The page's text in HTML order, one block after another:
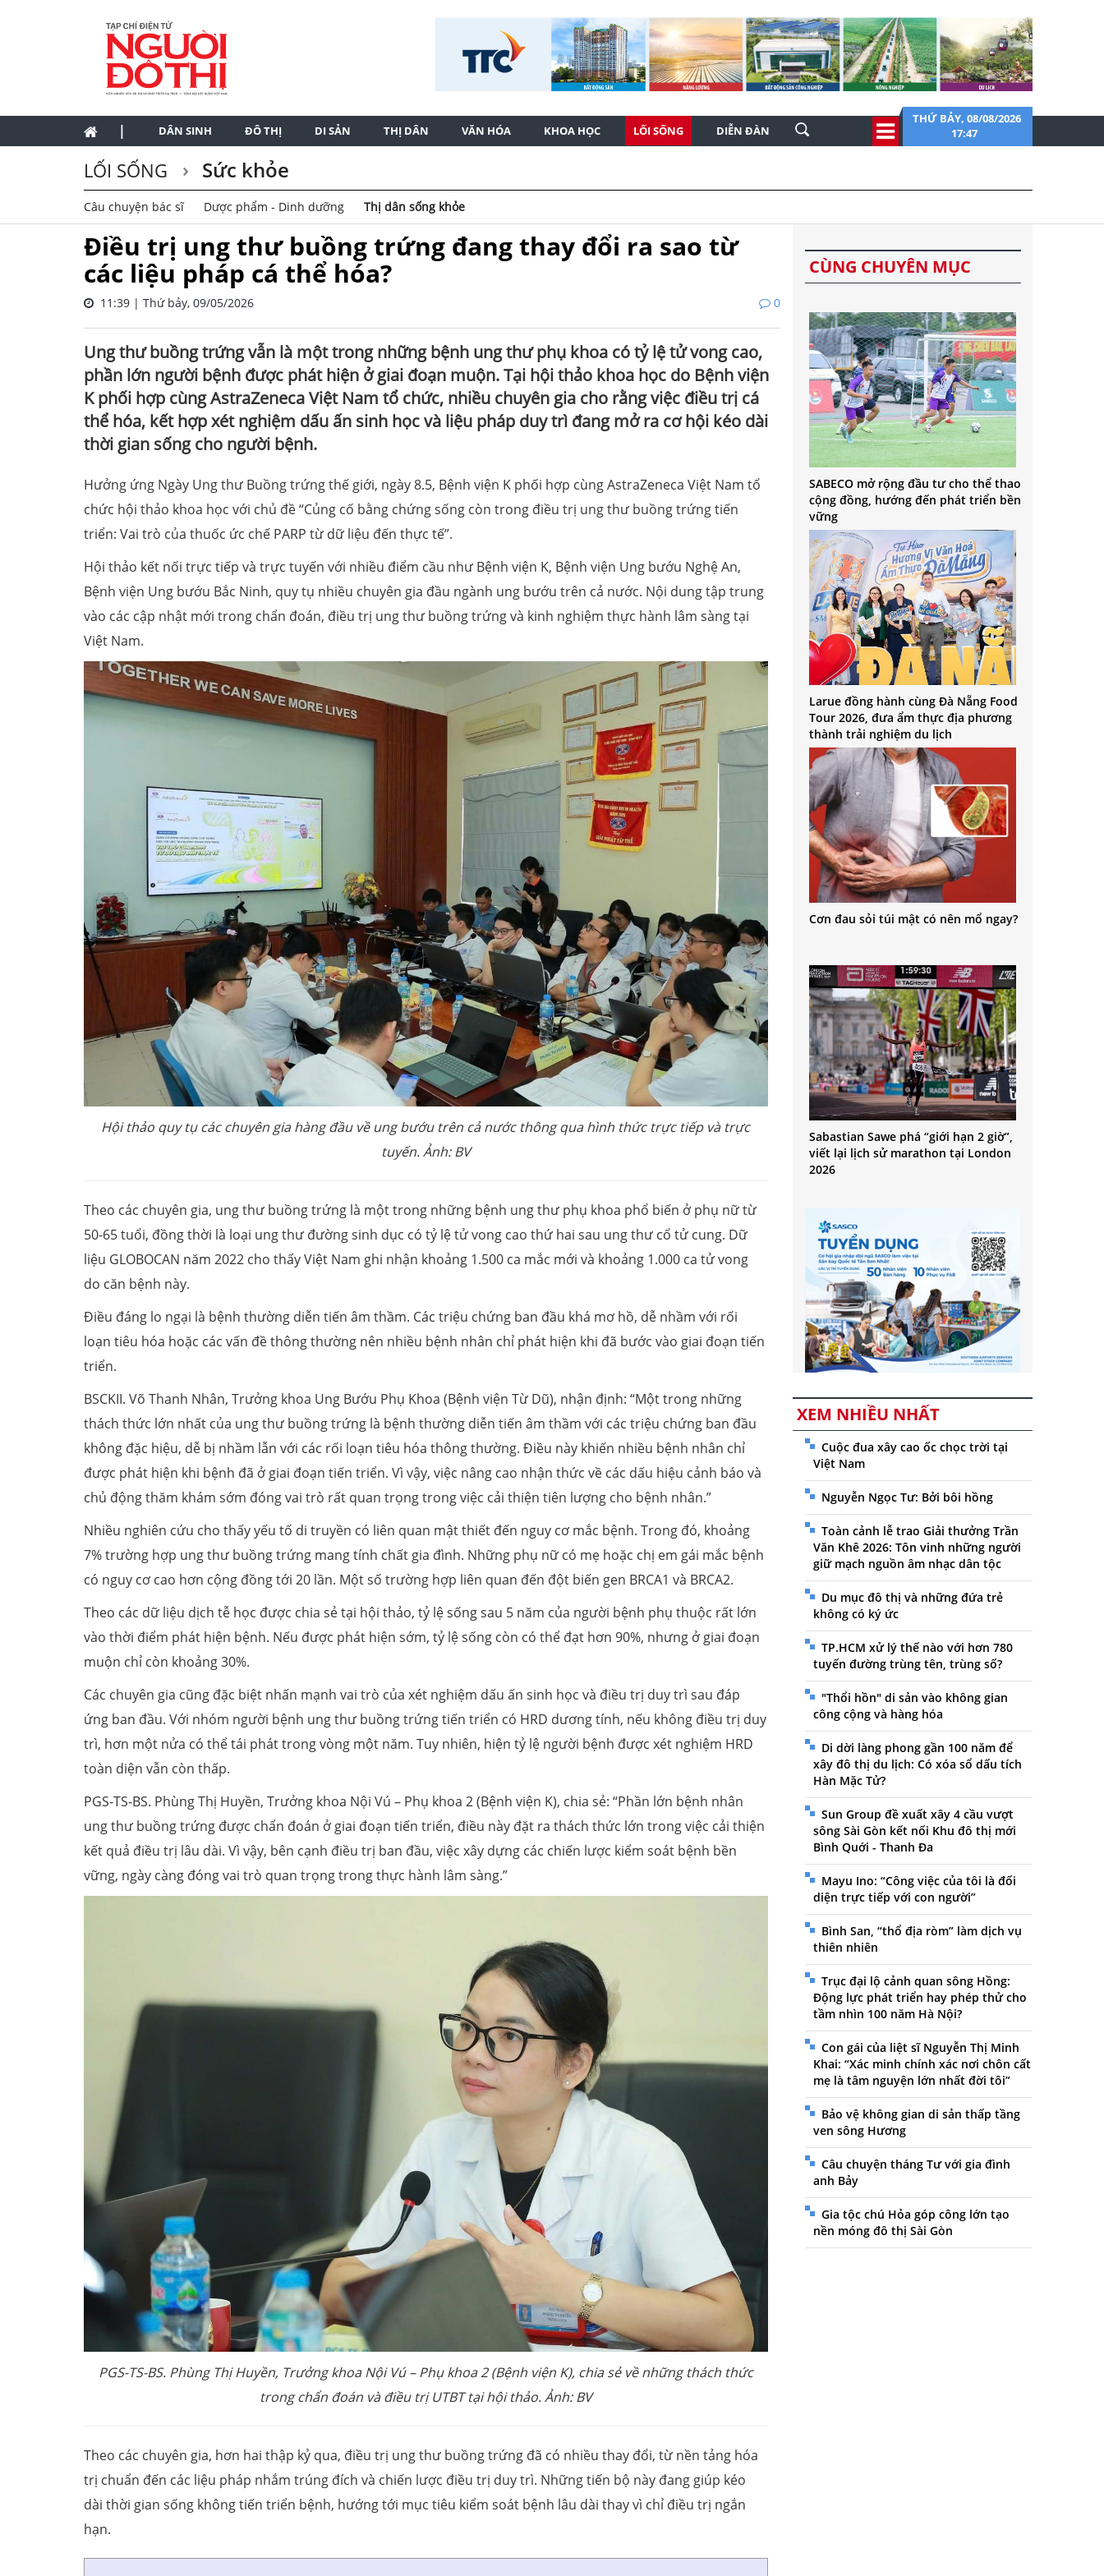
| DÂN SINH ĐÔ THỊ DI SẢN THỊ DÂN VĂN HÓA KHOA HỌC LỐI SỐNG DIỄN ĐÀN
THỨ BẢY, 08/08/2026
17:47
LỐI SỐNG Sức khỏe
Câu chuyện bác sĩ Dược phẩm - Dinh dưỡng Thị dân sống khỏe
Điều trị ung thư buồng trứng đang thay đổi ra sao từ
các liệu pháp cá thể hóa?
11:39 | Thứ bảy, 09/05/2026 0
Ung thư buồng trứng vẫn là một trong những bệnh ung thư phụ khoa có tỷ lệ tử vong cao,
phần lớn người bệnh được phát hiện ở giai đoạn muộn. Tại hội thảo khoa học do Bệnh viện
K phối hợp cùng AstraZeneca Việt Nam tổ chức, nhiều chuyên gia cho rằng việc điều trị cá
thể hóa, kết hợp xét nghiệm dấu ấn sinh học và liệu pháp duy trì đang mở ra cơ hội kéo dài
thời gian sống cho người bệnh.
Hưởng ứng Ngày Ung thư Buồng trứng thế giới, ngày 8.5, Bệnh viện K phối hợp cùng AstraZeneca Việt Nam tổ
chức hội thảo khoa học với chủ đề “Củng cố bằng chứng sống còn trong điều trị ung thư buồng trứng tiến
triển: Vai trò của thuốc ức chế PARP từ dữ liệu đến thực tế”.
Hội thảo kết nối trực tiếp và trực tuyến với nhiều điểm cầu như Bệnh viện K, Bệnh viện Ung bướu Nghệ An,
Bệnh viện Ung bướu Bắc Ninh, quy tụ nhiều chuyên gia đầu ngành ung bướu trên cả nước. Nội dung tập trung
vào các cập nhật mới trong chẩn đoán, điều trị ung thư buồng trứng và kinh nghiệm thực hành lâm sàng tại
Việt Nam.
Hội thảo quy tụ các chuyên gia hàng đầu về ung bướu trên cả nước thông qua hình thức trực tiếp và trực
tuyến. Ảnh: BV
Theo các chuyên gia, ung thư buồng trứng là một trong những bệnh ung thư phụ khoa phổ biến ở phụ nữ từ
50-65 tuổi, đồng thời là loại ung thư đường sinh dục có tỷ lệ tử vong cao thứ hai sau ung thư cổ tử cung. Dữ
liệu GLOBOCAN năm 2022 cho thấy Việt Nam ghi nhận khoảng 1.500 ca mắc mới và khoảng 1.000 ca tử vong
do căn bệnh này.
Điều đáng lo ngại là bệnh thường diễn tiến âm thầm. Các triệu chứng ban đầu khá mơ hồ, dễ nhầm với rối
loạn tiêu hóa hoặc các vấn đề thông thường nên nhiều bệnh nhân chỉ phát hiện khi đã bước vào giai đoạn tiến
triển.
BSCKII. Võ Thanh Nhân, Trưởng khoa Ung Bướu Phụ Khoa (Bệnh viện Từ Dũ), nhận định: “Một trong những
thách thức lớn nhất của ung thư buồng trứng là bệnh thường diễn tiến âm thầm với các triệu chứng ban đầu
không đặc hiệu, dễ bị nhầm lẫn với các rối loạn tiêu hóa thông thường. Điều này khiến nhiều bệnh nhân chỉ
được phát hiện khi bệnh đã ở giai đoạn tiến triển. Vì vậy, việc nâng cao nhận thức về các dấu hiệu cảnh báo và
chủ động thăm khám sớm đóng vai trò rất quan trọng trong việc cải thiện tiên lượng cho bệnh nhân.”
Nhiều nghiên cứu cho thấy yếu tố di truyền có liên quan mật thiết đến nguy cơ mắc bệnh. Trong đó, khoảng
7% trường hợp ung thư buồng trứng mang tính chất gia đình. Những phụ nữ có mẹ hoặc chị em gái mắc bệnh
có nguy cơ cao hơn cộng đồng tới 20 lần. Một số trường hợp liên quan đến đột biến gen BRCA1 và BRCA2.
Theo các dữ liệu dịch tễ học được chia sẻ tại hội thảo, tỷ lệ sống sau 5 năm của người bệnh phụ thuộc rất lớn
vào thời điểm phát hiện bệnh. Nếu được phát hiện sớm, tỷ lệ sống còn có thể đạt hơn 90%, nhưng ở giai đoạn
muộn chỉ còn khoảng 30%.
Các chuyên gia cũng đặc biệt nhấn mạnh vai trò của xét nghiệm dấu ấn sinh học và điều trị duy trì sau đáp
ứng ban đầu. Với nhóm người bệnh ung thư buồng trứng tiến triển có HRD dương tính, nếu không điều trị duy
trì, hơn một nửa có thể tái phát trong vòng một năm. Tuy nhiên, hiện tỷ lệ người bệnh được xét nghiệm HRD
toàn diện vẫn còn thấp.
PGS-TS-BS. Phùng Thị Huyền, Trưởng khoa Nội Vú – Phụ khoa 2 (Bệnh viện K), chia sẻ: “Phần lớn bệnh nhân
ung thư buồng trứng được chẩn đoán ở giai đoạn tiến triển, điều này đặt ra thách thức lớn trong việc cải thiện
kết quả điều trị lâu dài. Vì vậy, bên cạnh điều trị ban đầu, việc xây dựng các chiến lược kiểm soát bệnh bền
vững, ngày càng đóng vai trò quan trọng trong thực hành lâm sàng.”
PGS-TS-BS. Phùng Thị Huyền, Trưởng khoa Nội Vú – Phụ khoa 2 (Bệnh viện K), chia sẻ về những thách thức
trong chẩn đoán và điều trị UTBT tại hội thảo. Ảnh: BV
Theo các chuyên gia, hơn hai thập kỷ qua, điều trị ung thư buồng trứng đã có nhiều thay đổi, từ nền tảng hóa
trị chuẩn đến các liệu pháp nhắm trúng đích và chiến lược điều trị duy trì. Những tiến bộ này đang giúp kéo
dài thời gian sống không tiến triển bệnh, hướng tới mục tiêu kiểm soát bệnh lâu dài thay vì chỉ điều trị ngắn
hạn.
CÙNG CHUYÊN MỤC
SABECO mở rộng đầu tư cho thể thao
cộng đồng, hướng đến phát triển bền
vững
Larue đồng hành cùng Đà Nẵng Food
Tour 2026, đưa ẩm thực địa phương
thành trải nghiệm du lịch
Cơn đau sỏi túi mật có nên mổ ngay?
Sabastian Sawe phá “giới hạn 2 giờ”,
viết lại lịch sử marathon tại London
2026
XEM NHIỀU NHẤT
Cuộc đua xây cao ốc chọc trời tại
Việt Nam
Nguyễn Ngọc Tư: Bởi bôi hồng
Toàn cảnh lễ trao Giải thưởng Trần
Văn Khê 2026: Tôn vinh những người
giữ mạch nguồn âm nhạc dân tộc
Du mục đô thị và những đứa trẻ
không có ký ức
TP.HCM xử lý thế nào với hơn 780
tuyến đường trùng tên, trùng số?
"Thổi hồn" di sản vào không gian
công cộng và hàng hóa
Di dời làng phong gần 100 năm để
xây đô thị du lịch: Có xóa sổ dấu tích
Hàn Mặc Tử?
Sun Group đề xuất xây 4 cầu vượt
sông Sài Gòn kết nối Khu đô thị mới
Bình Quới - Thanh Đa
Mayu Ino: “Công việc của tôi là đối
diện trực tiếp với con người”
Bình San, “thổ địa ròm” làm dịch vụ
thiên nhiên
Trục đại lộ cảnh quan sông Hồng:
Động lực phát triển hay phép thử cho
tầm nhìn 100 năm Hà Nội?
Con gái của liệt sĩ Nguyễn Thị Minh
Khai: “Xác minh chính xác nơi chôn cất
mẹ là tâm nguyện lớn nhất đời tôi”
Bảo vệ không gian di sản thấp tầng
ven sông Hương
Câu chuyện tháng Tư với gia đình
anh Bảy
Gia tộc chú Hỏa góp công lớn tạo
nền móng đô thị Sài Gòn